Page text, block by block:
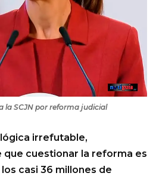
la SCJN por reforma judicial
irrefutable,
que cuestionar la reforma es
casi 36 millones de